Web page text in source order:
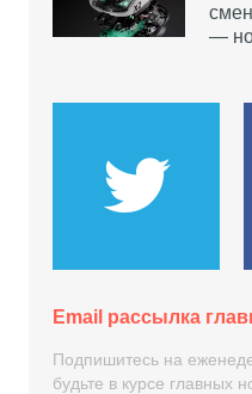
—
Email рассылка
Подпишитесь на
будьте в курсе главных